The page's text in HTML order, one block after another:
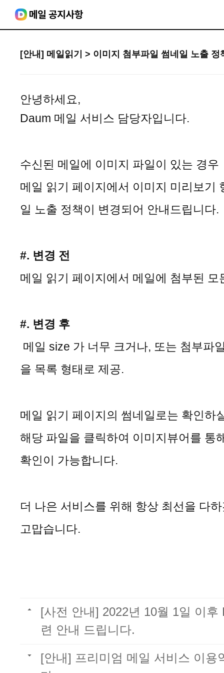
[안내] 메일읽기 > 이미지 첨부파일 썸네일 노출 정
안녕하세요,
Daum 메일 서비스 담당자입니다.
수신된 메일에 이미지 파일이 있는 경우
메일 읽기 페이지에서 이미지 미리보기
일 노출 정책이 변경되어 안내드립니다.
#. 변경 전
메일 읽기 페이지에서 메일에 첨부된
#. 변경 후
메일 size 가 너무 크거나, 또는 첨부파
을 목록 형태로 제공.
메일 읽기 페이지의 썸네일로는 확인하
해당 파일을 클릭하여 이미지뷰어를 통
확인이 가능합니다.
더 나은 서비스를 위해 항상 최선을 다
고맙습니다.
[사전 안내] 2022년 10월 1일 이후
련 안내 드립니다.
[안내] 프리미엄 메일 서비스 이용